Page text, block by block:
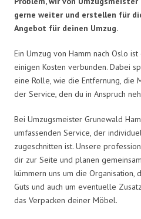
gerne weiter und erstellen für
Angebot für deinen Umzug.
Ein Umzug von Hamm nach Oslo
einigen Kosten verbunden. Dabei
eine Rolle, wie die Entfernung, die
der Service, den du in Anspruch
Bei Umzugsmeister Grunewald
umfassenden Service, der
zugeschnitten ist. Unsere
dir zur Seite und planen
kümmern uns um die Organisation,
Guts und auch um eventuelle
das Verpacken deiner Möbel.